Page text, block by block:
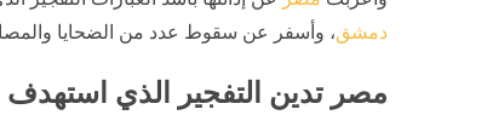
دمشق، وأسفر عن سقوط عدد من الضحايا
مصر تدين التفجير الذي